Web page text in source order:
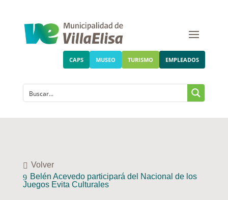
CAPS MUSEO TURISMO EMPLEADOS
Volver
Belén Acevedo participará del Nacional de los
Juegos Evita Culturales